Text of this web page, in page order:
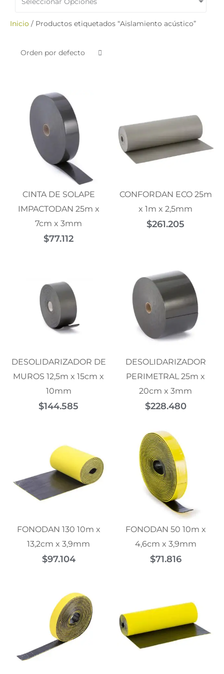
Inicio / Productos etiquetados “Aislamiento acústico”
CINTA DE SOLAPE
IMPACTODAN 25m x
7cm x 3mm
$77.112
CONFORDAN ECO 25m
x 1m x 2,5mm
$261.205
DESOLIDARIZADOR DE
MUROS 12,5m x 15cm x
10mm
$144.585
DESOLIDARIZADOR
PERIMETRAL 25m x
20cm x 3mm
$228.480
FONODAN 130 10m x
13,2cm x 3,9mm
$97.104
FONODAN 50 10m x
4,6cm x 3,9mm
$71.816